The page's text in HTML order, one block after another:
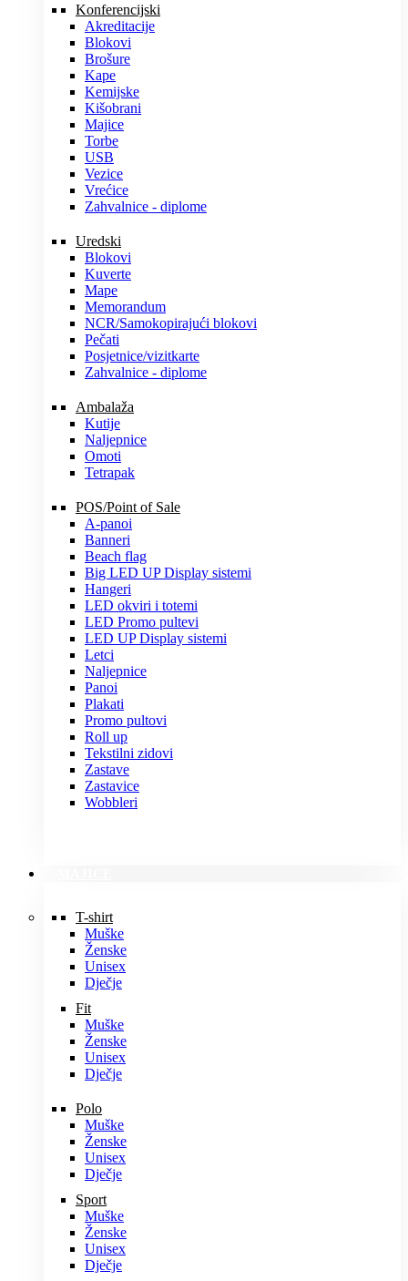
Konferencijski
Akreditacije
Blokovi
Brošure
Kape
Kemijske
Kišobrani
Majice
Torbe
USB
Vezice
Vrećice
Zahvalnice - diplome
Uredski
Blokovi
Kuverte
Mape
Memorandum
NCR/Samokopirajući blokovi
Pečati
Posjetnice/vizitkarte
Zahvalnice - diplome
Ambalaža
Kutije
Naljepnice
Omoti
Tetrapak
POS/Point of Sale
A-panoi
Banneri
Beach flag
Big LED UP Display sistemi
Hangeri
LED okviri i totemi
LED Promo pultevi
LED UP Display sistemi
Letci
Naljepnice
Panoi
Plakati
Promo pultovi
Roll up
Tekstilni zidovi
Zastave
Zastavice
Wobbleri
T-shirt
Muške
Ženske
Unisex
Dječje
Fit
Muške
Ženske
Unisex
Dječje
Polo
Muške
Ženske
Unisex
Dječje
Sport
Muške
Ženske
Unisex
Dječje